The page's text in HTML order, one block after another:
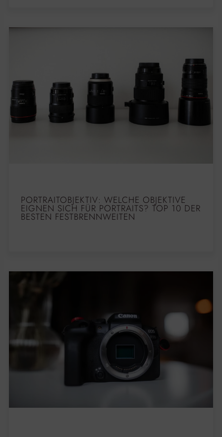
PORTRAITOBJEKTIV: WELCHE OBJEKTIVE
EIGNEN SICH FÜR PORTRAITS? TOP 10 DER
BESTEN FESTBRENNWEITEN